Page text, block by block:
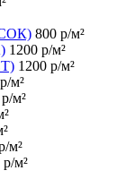
800 р/м²
1200 р/м²
1200 р/м²
р/м²
р/м²
м²
р/м²